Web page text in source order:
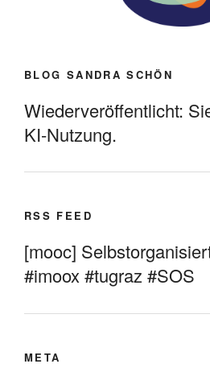
BLOG SANDRA SCHÖN
Wiederveröffentlicht:
KI-Nutzung.
RSS FEED
[mooc]
#imoox #tugraz #SOS
META